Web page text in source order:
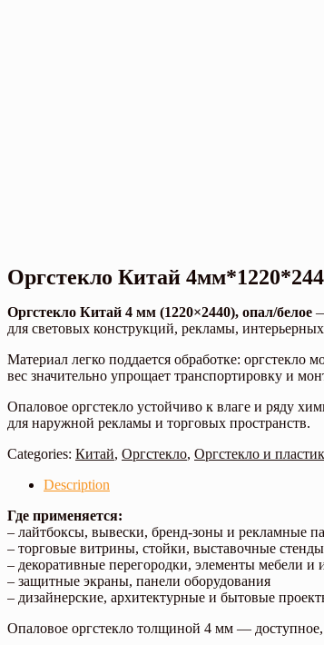
Оргстекло Китай
Оргстекло Китай 4 мм (1220×2440), опал/белое
для световых конструкций, рекламы,
Материал легко поддается обработке: оргстекло
вес значительно упрощает транспортировку и
Опаловое оргстекло устойчиво к влаге и ряду
для наружной рекламы и торговых пространств.
Categories: Китай, Оргстекло, Оргстекло и пластик
Description
Где применяется:
– лайтбоксы, вывески, бренд-зоны и рекламные
– торговые витрины, стойки, выставочные стенды
– декоративные перегородки, элементы мебели и
– защитные экраны, панели оборудования
– дизайнерские, архитектурные и бытовые
Опаловое оргстекло толщиной 4 мм — доступное,